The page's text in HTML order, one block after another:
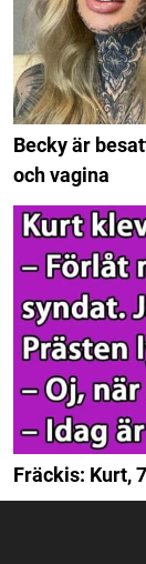
Becky är
och vagina
Fräckis: Kurt,